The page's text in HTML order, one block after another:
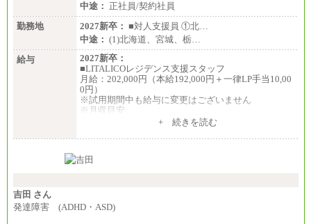
中途： 正社員/契約社員
勤務地
2027新卒： ■対人支援員 ①北…
中途： (1)北海道、宮城、栃…
給与
2027新卒：
■LITALICOレジデンス支援スタッフ
月給：202,000円（本給192,000円＋一律LP手当10,00
0円）
※試用期間中も給与に変更はございません
※月収目安
夜勤回数により変動
条件あり）
■その他職種共通
月給：25万3,400円～
+ 続きを読む
吉田 さん
発達障害 (ADHD・ASD)